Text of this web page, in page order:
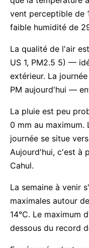
vent perceptible de
faible humidité de
La qualité de l'air
US 1, PM2.5 5) —
extérieur. La
PM aujourd'hui —
La pluie est peu
0 mm au maximum.
journée se situe
Aujourd'hui, c'est à
Cahul.
La semaine à venir
maximales autour
14°C. Le maximum
dessous du record